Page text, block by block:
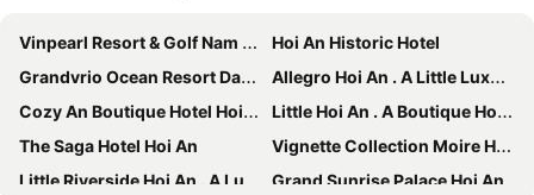
Vinpearl Resort & Golf Nam Hoi An
Hoi An Historic Hotel
Grandvrio Ocean Resort Danang
Allegro Hoi An . A Little Luxury Hotel & Spa
Cozy An Boutique Hotel Hoian
Little Hoi An . A Boutique Hotel & Spa
The Saga Hotel Hoi An
Vignette Collection Moire Hoi An By Ihg
Little Riverside Hoi An . A Luxury Hotel & Spa
Grand Sunrise Palace Hoi An